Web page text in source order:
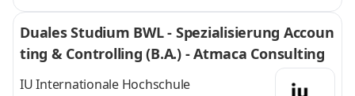
Duales Studium BWL - Spezialisierung Accoun
ting & Controlling (B.A.) - Atmaca Consulting
IU Internationale Hochschule